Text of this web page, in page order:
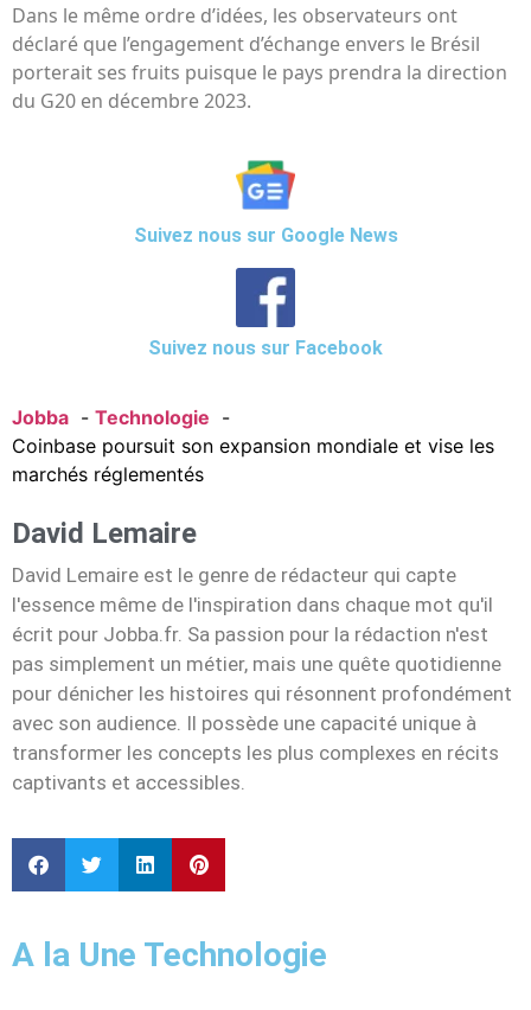
Dans le même ordre d’idées, les observateurs ont
déclaré que l’engagement d’échange envers le Brésil
porterait ses fruits puisque le pays prendra la direction
du G20 en décembre 2023.
Suivez nous sur Google News
Suivez nous sur Facebook
Jobba
Technologie
Coinbase poursuit son expansion mondiale et vise les
marchés réglementés
David Lemaire
David Lemaire est le genre de rédacteur qui capte
l'essence même de l'inspiration dans chaque mot qu'il
écrit pour Jobba.fr. Sa passion pour la rédaction n'est
pas simplement un métier, mais une quête quotidienne
pour dénicher les histoires qui résonnent profondément
avec son audience. Il possède une capacité unique à
transformer les concepts les plus complexes en récits
captivants et accessibles.
A la Une Technologie